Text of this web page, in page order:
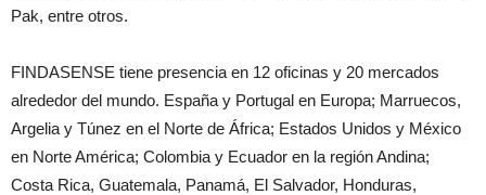
Pak, entre otros.
FINDASENSE tiene presencia en 12 oficinas y 20 mercados
alrededor del mundo. España y Portugal en Europa; Marruecos,
Argelia y Túnez en el Norte de África; Estados Unidos y México
en Norte América; Colombia y Ecuador en la región Andina;
Costa Rica, Guatemala, Panamá, El Salvador, Honduras,